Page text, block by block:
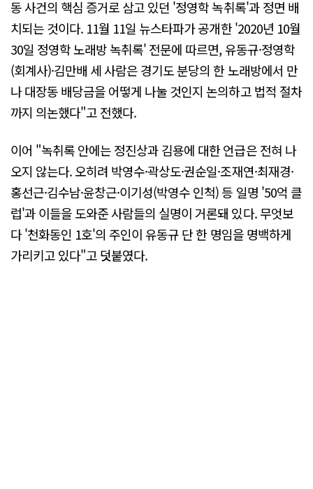
동 사건의 핵심 증거로 삼고 있던 '정영학 녹취록'과 정면 배
치되는 것이다. 11월 11일 뉴스타파가 공개한 '2020년 10월
30일 정영학 노래방 녹취록' 전문에 따르면, 유동규·정영학
(회계사)·김만배 세 사람은 경기도 분당의 한 노래방에서 만
나 대장동 배당금을 어떻게 나눌 것인지 논의하고 법적 절차
까지 의논했다"고 전했다.
이어 "녹취록 안에는 정진상과 김용에 대한 언급은 전혀 나
오지 않는다. 오히려 박영수·곽상도·권순일·조재연·최재경·
홍선근·김수남·윤창근·이기성(박영수 인척) 등 일명 '50억 클
럽'과 이들을 도와준 사람들의 실명이 거론돼 있다. 무엇보
다 '천화동인 1호'의 주인이 유동규 단 한 명임을 명백하게
가리키고 있다"고 덧붙였다.